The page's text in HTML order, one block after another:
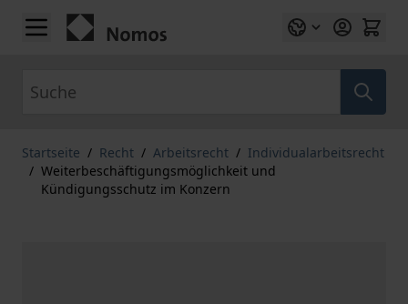
Zum Inhalt springen
Startseite / Recht / Arbeitsrecht / Individualarbeitsrecht
/ Weiterbeschäftigungsmöglichkeit und
Kündigungsschutz im Konzern